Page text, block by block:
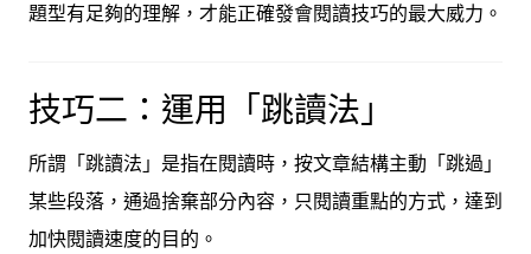
題型有足夠的理解，才能正確發會閱讀技巧的最大威力。
技巧二：運用「跳讀法」
所謂「跳讀法」是指在閱讀時，按文章結構主動「跳過」
某些段落，通過捨棄部分內容，只閱讀重點的方式，達到
加快閱讀速度的目的。